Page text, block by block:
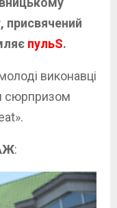
присвячений
пульS.
виконавці
сюрпризом
: